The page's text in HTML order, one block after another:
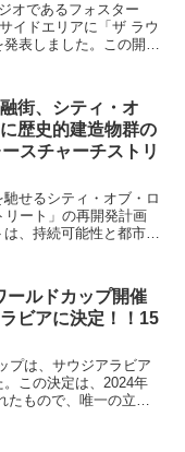
オであるフォスター
イドエリアに「ザ ラウ
表しました。この開発
街、シティ・オ
歴史的建造物群の
スチャーチストリ
せるシティ・オブ・ロ
リート」の再開発計画
、持続可能性と都市の
ールドカップ開催
ビアに決定！！15
プは、サウジアラビア
この決定は、2024年
たもので、唯一の立候